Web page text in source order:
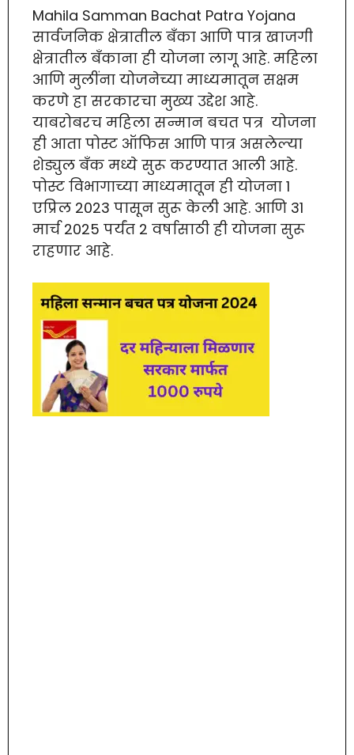
Mahila Samman Bachat Patra Yojana
सार्वजनिक क्षेत्रातील बँका आणि पात्र खाजगी
क्षेत्रातील बँकाना ही योजना लागू आहे. महिला
आणि मुलींना योजनेच्या माध्यमातून सक्षम
करणे हा सरकारचा मुख्य उद्देश आहे.
याबरोबरच महिला सन्मान बचत पत्र योजना
ही आता पोस्ट ऑफिस आणि पात्र असलेल्या
शेड्युल बँक मध्ये सुरू करण्यात आली आहे.
पोस्ट विभागाच्या माध्यमातून ही योजना 1
एप्रिल 2023 पासून सुरू केली आहे. आणि 31
मार्च 2025 पर्यंत 2 वर्षासाठी ही योजना सुरू
राहणार आहे.